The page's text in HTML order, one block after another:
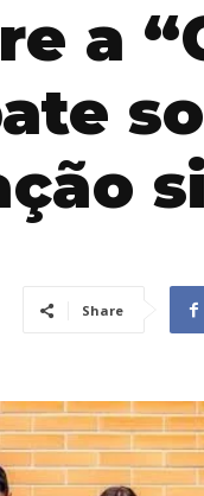
a
Share